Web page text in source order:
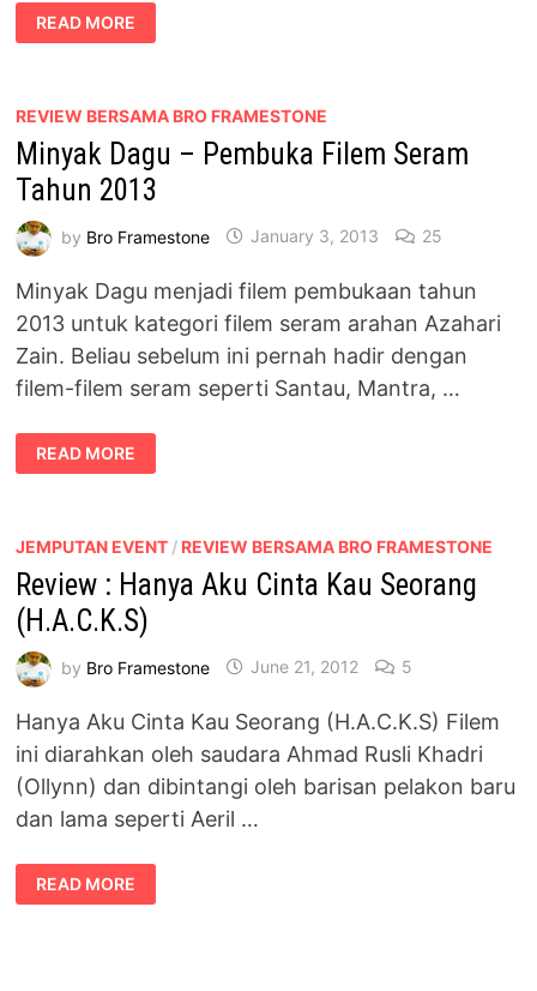
CERITA
KITA
–
SUKAR
READ MORE
REVIEW BERSAMA BRO FRAMESTONE
Minyak Dagu – Pembuka Filem Seram
Tahun 2013
by Bro Framestone January 3, 2013 25
Minyak Dagu menjadi filem pembukaan tahun
2013 untuk kategori filem seram arahan Azahari
Zain. Beliau sebelum ini pernah hadir dengan
filem-filem seram seperti Santau, Mantra, …
MINYAK
DAGU
–
TAHUN
READ MORE
JEMPUTAN EVENT / REVIEW BERSAMA BRO FRAMESTONE
Review : Hanya Aku Cinta Kau Seorang
(H.A.C.K.S)
by Bro Framestone June 21, 2012 5
Hanya Aku Cinta Kau Seorang (H.A.C.K.S) Filem
ini diarahkan oleh saudara Ahmad Rusli Khadri
(Ollynn) dan dibintangi oleh barisan pelakon baru
dan lama seperti Aeril …
REVIEW
:
HANYA
READ MORE